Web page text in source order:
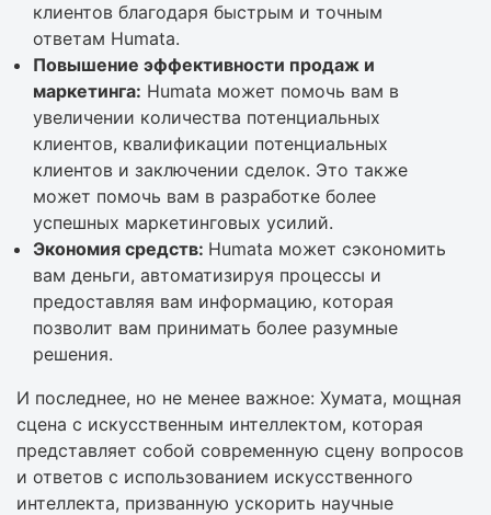
клиентов благодаря быстрым и точным
ответам Humata.
Повышение эффективности продаж и
маркетинга: Humata может помочь вам в
увеличении количества потенциальных
клиентов, квалификации потенциальных
клиентов и заключении сделок. Это также
может помочь вам в разработке более
успешных маркетинговых усилий.
Экономия средств: Humata может сэкономить
вам деньги, автоматизируя процессы и
предоставляя вам информацию, которая
позволит вам принимать более разумные
решения.
И последнее, но не менее важное: Хумата, мощная
сцена с искусственным интеллектом, которая
представляет собой современную сцену вопросов
и ответов с использованием искусственного
интеллекта, призванную ускорить научные